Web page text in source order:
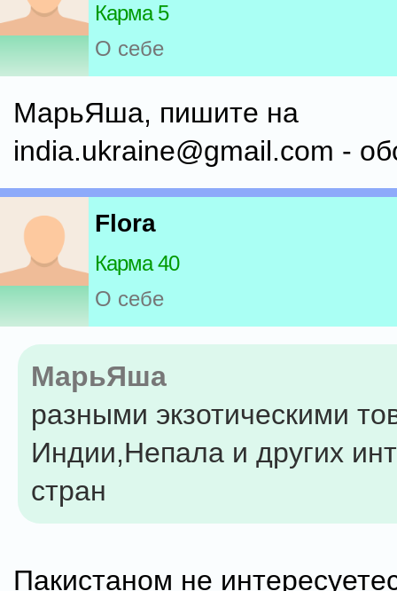
Карма 5
О себе
МарьЯша, пишите на
india.ukraine@gmail.com -
Flora
Карма 40
О себе
МарьЯша
разными экзотическими
Индии,Непала и других
стран
Пакистаном не